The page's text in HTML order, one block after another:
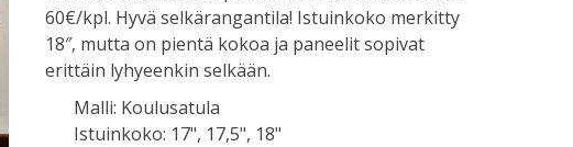
1900,00 €.1490,00 €.
60€/kpl. Hyvä selkärangantila! Istuinkoko merkitty
18″, mutta on pientä kokoa ja paneelit sopivat
erittäin lyhyeenkin selkään.
Malli: Koulusatula
Istuinkoko: 17", 17,5", 18"